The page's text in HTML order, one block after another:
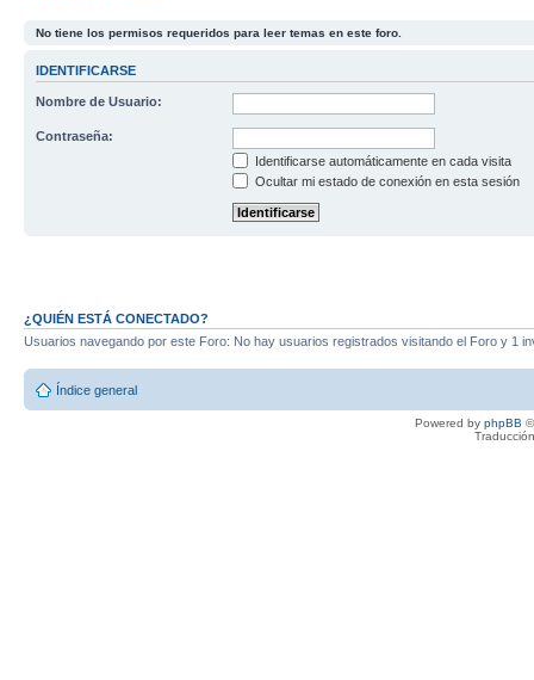
No tiene los permisos requeridos para leer temas en este foro.
IDENTIFICARSE
Nombre de Usuario:
Contraseña:
Identificarse automáticamente en cada visita
Ocultar mi estado de conexión en esta sesión
¿QUIÉN ESTÁ CONECTADO?
Usuarios navegando por este Foro: No hay usuarios registrados visitando el Foro y 1
Índice general
Powered by phpBB